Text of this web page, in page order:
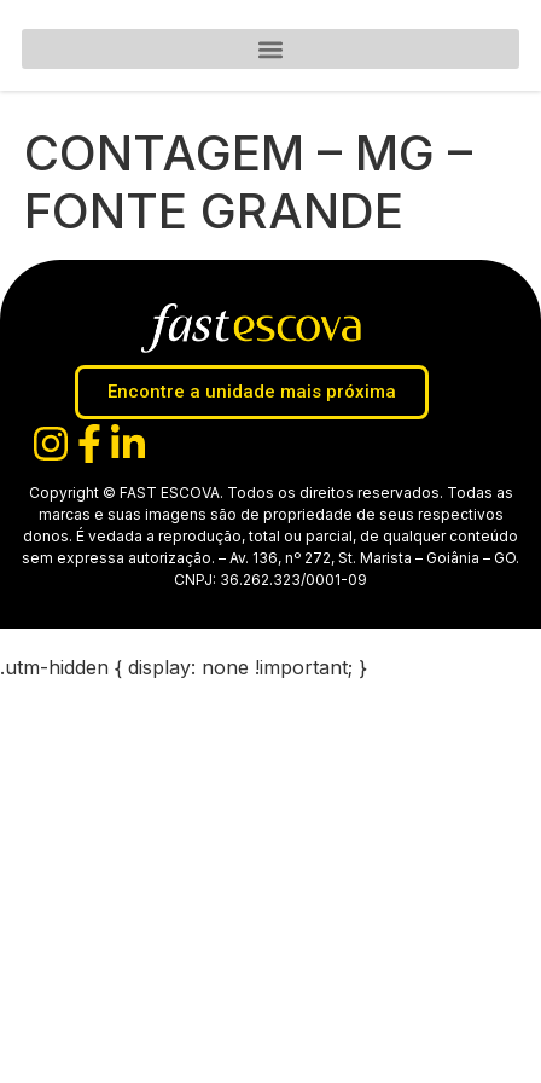
CONTAGEM – MG –
FONTE GRANDE
Encontre a unidade mais próxima
Copyright © FAST ESCOVA. Todos os direitos reservados. Todas as
marcas e suas imagens são de propriedade de seus respectivos
donos. É vedada a reprodução, total ou parcial, de qualquer conteúdo
sem expressa autorização. – Av. 136, nº 272, St. Marista – Goiânia – GO.
CNPJ: 36.262.323/0001-09
.utm-hidden { display: none !important; }